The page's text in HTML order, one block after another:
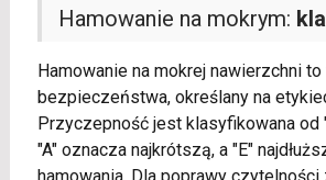
Hamowanie na mokrym:
Hamowanie na mokrej nawierzchni
bezpieczeństwa, określany na
Przyczepność jest klasyfikowana od
"A" oznacza najkrótszą, a "E"